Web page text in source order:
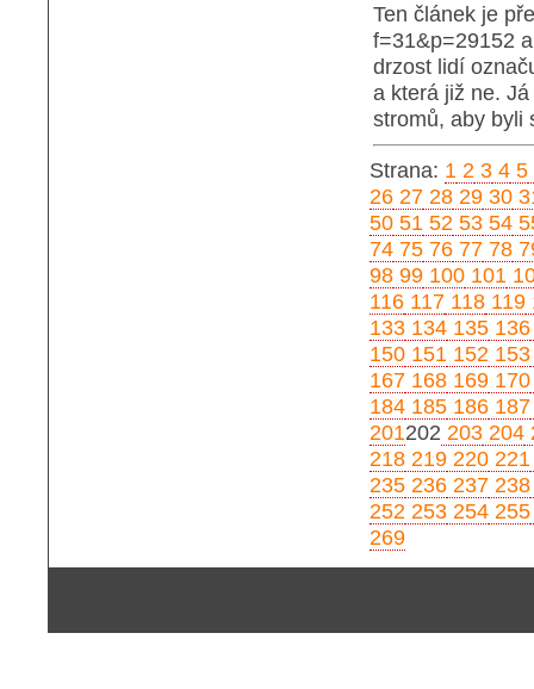
Ten článek je
f=31&p=29152
drzost lidí
a která již ne.
stromů, aby byli
Strana: 1 2 3 4 5
26 27 28 29 30
50 51 52 53 54
74 75 76 77 78
98 99 100 101
116 117 118 119
133 134 135 136
150 151 152 153
167 168 169 170
184 185 186 187
201202 203 204
218 219 220 221
235 236 237 238
252 253 254 255
269